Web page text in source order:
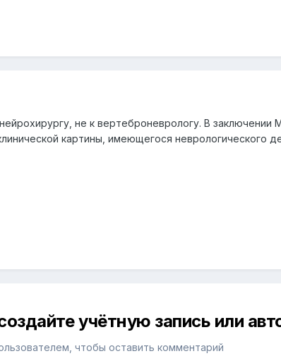
не к вертеброневрологу. В заключении
картины, имеющегося неврологического
учётную запись или
чтобы оставить комментарий